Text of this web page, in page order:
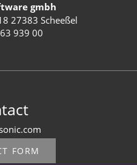
gmbh
27383 Scheeßel
939 00
FORM